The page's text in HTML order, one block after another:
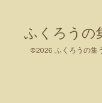
ふくろうの
©2026 ふくろうの集